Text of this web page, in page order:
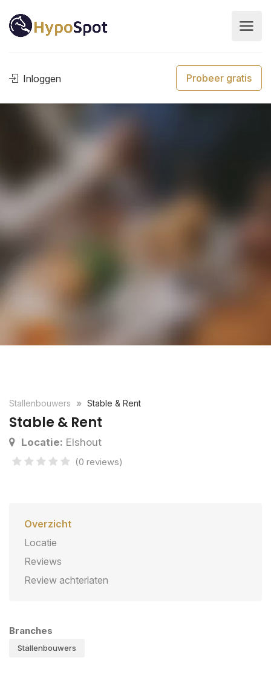
Inloggen Probeer gratis
Stallenbouwers Stable & Rent
Stable & Rent
Locatie: Elshout
(0 reviews)
Overzicht
Locatie
Reviews
Review achterlaten
Branches
Stallenbouwers